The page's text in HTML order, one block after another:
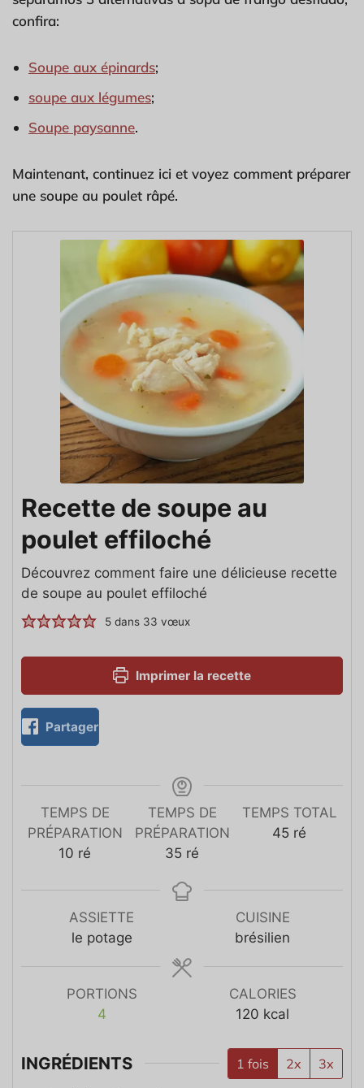
confira:
Soupe aux épinards;
soupe aux légumes;
Soupe paysanne.
Maintenant, continuez ici et voyez comment préparer
une soupe au poulet râpé.
Recette de soupe au
poulet effiloché
Découvrez comment faire une délicieuse recette
de soupe au poulet effiloché
5 dans 33 vœux
Imprimer la recette
Partager
TEMPS DE
PRÉPARATION
10 ré
TEMPS DE
PRÉPARATION
35 ré
TEMPS TOTAL
45 ré
ASSIETTE
le potage
CUISINE
brésilien
PORTIONS
4
CALORIES
120 kcal
INGRÉDIENTS 1 fois 2x 3x